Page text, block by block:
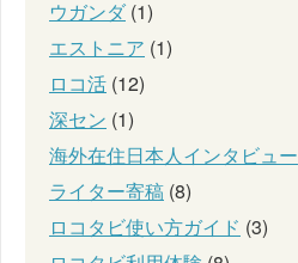
ウガンダ(1)
エストニア (1)
ロコ活 (12)
深セン (1)
海外在住日本人インタビュー
ライター寄稿 (8)
ロコタビ使い方ガイド (3)